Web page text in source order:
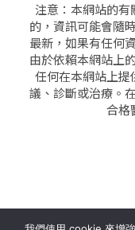
注意：本網站的
的，資訊可能會隨
最新，如果有任何
由於依賴本網站上
任何在本網站上
議、診斷或治療。
合格